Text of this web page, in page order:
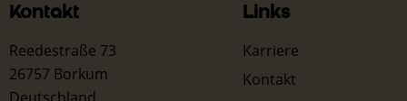
Kontakt
Reedestraße 73
26757 Borkum
Links
Karriere
Kontakt